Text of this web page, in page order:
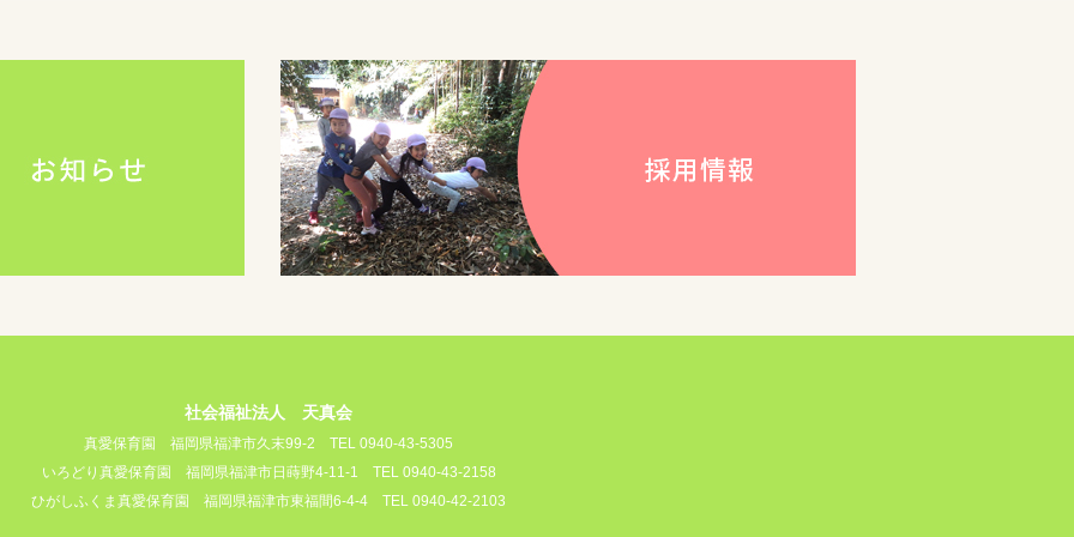
社会福祉法人 天真会
真愛保育園 福岡県福津市久末99-2
TEL 0940-43-5305
いろどり真愛保育園 福岡県福津市日蒔野4-11-1
TEL 0940-43-2158
ひがしふくま真愛保育園 福岡県福津市東福間6-4-4 TEL 0940-42-2103